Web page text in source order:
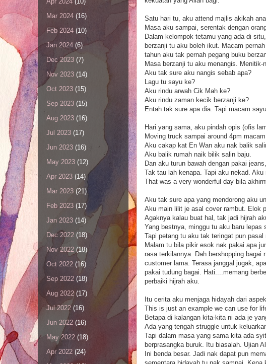
Satu hari tu, aku attend majlis akikah
Masa aku sampai, serentak dengan
Dalam kelompok tetamu yang ada di
berzanji tu aku boleh ikut. Macam
tahun aku tak pernah pegang buku
Masa berzanji tu aku menangis. Menitik-
Aku tak sure aku nangis sebab apa?
Lagu tu sayu ke?
Aku rindu arwah Cik Mah ke?
Aku rindu zaman kecik berzanji ke?
Entah tak sure apa dia. Tapi macam
Hari yang sama, aku pindah opis (ofis
Moving truck sampai around 4pm
Aku cakap kat En Wan aku nak balik
Aku balik rumah naik bilik salin baju.
Dan aku turun bawah dengan pakai
Tak tau lah kenapa. Tapi aku nekad. Aku
That was a very wonderful day bila
Aku tak sure apa yang mendorong aku
Aku main lilit je asal cover rambut. Elok
Agaknya kalau buat hal, tak jadi hijrah
Yang bestnya, minggu tu aku baru lepas
Tapi petang tu aku tak teringat pun pasal
Malam tu bila pikir esok nak pakai apa
rasa terkilannya. Dah bershopping
customer lama. Terasa janggal jugak,
pakai tudung bagai. Hati....memang
perbaiki hijrah aku.
Itu cerita aku menjaga hidayah dari
This is just an example we can use for
Betapa di kalangan kita-kita ni ada je
Ada yang tengah struggle untuk
Tapi dalam masa yang sama kita ada
berprasangka buruk. Itu biasalah. Ujian
Ini benda besar. Jadi nak dapat pun
Mar 2024 (16)
Feb 2024 (10)
Jan 2024 (6)
Dec 2023 (7)
Nov 2023 (14)
Oct 2023 (15)
Sep 2023 (15)
Aug 2023 (16)
Jul 2023 (17)
Jun 2023 (16)
May 2023 (12)
Apr 2023 (14)
Mar 2023 (21)
Feb 2023 (17)
Jan 2023 (14)
Dec 2022 (18)
Nov 2022 (18)
Oct 2022 (16)
Sep 2022 (18)
Aug 2022 (17)
Jul 2022 (16)
Jun 2022 (16)
May 2022 (18)
Apr 2022 (24)